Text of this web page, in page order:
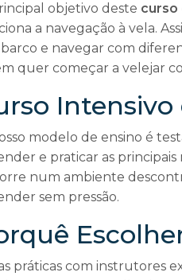
objetivo deste curso
a navegação à vela.
e navegar com
quer começar a velejar
Intensivo
modelo de ensino é
e praticar as
num ambiente
sem pressão.
práticas com instrutores